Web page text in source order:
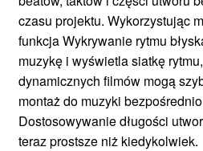
czasu projektu. Wykorzystując
funkcja Wykrywanie rytmu
muzykę i wyświetla siatkę
dynamicznych filmów mogą
montaż do muzyki
Dostosowywanie długości
teraz prostsze niż kiedykolwiek.